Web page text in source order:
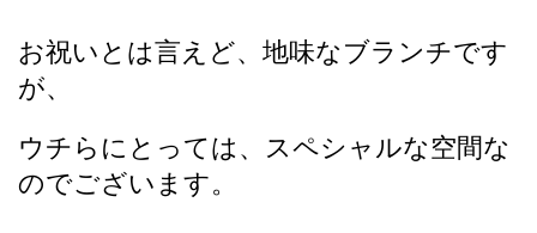
お祝いとは言えど、地味なブランチです
が、
ウチらにとっては、スペシャルな空間な
のでございます。